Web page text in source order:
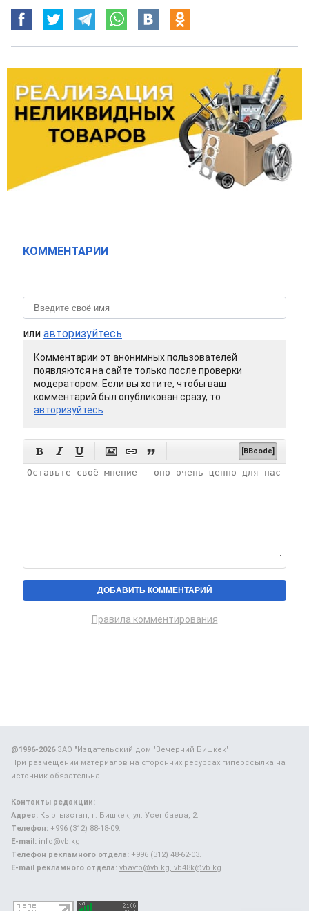
КОММЕНТАРИИ
или авторизуйтесь
Комментарии от анонимных пользователей
появляются на сайте только после проверки
модератором. Если вы хотите, чтобы ваш
комментарий был опубликован сразу, то
авторизуйтесь
      [BBcode]
Правила комментирования
@1996-2026ЗАО "Издательский дом "Вечерний Бишкек"
При размещении материалов на сторонних ресурсах гиперссылка на
источник обязательна.
Контакты редакции:
Адрес: Кыргызстан, г. Бишкек, ул. Усенбаева, 2.
Телефон: +996 (312) 88-18-09.
E-mail: info@vb.kg
Телефон рекламного отдела: +996 (312) 48-62-03.
E-mail рекламного отдела: vbavto@vb.kg, vb48k@vb.kg